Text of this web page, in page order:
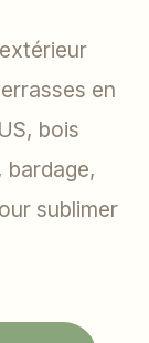
en
bois
bardage,
sublimer